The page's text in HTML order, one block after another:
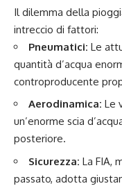
Il dilemma della
intreccio di fattori:
Pneumatici: Le
quantità d’acqua
controproducente
Aerodinamica: Le
un’enorme scia
posteriore.
Sicurezza: La FIA,
passato, adotta